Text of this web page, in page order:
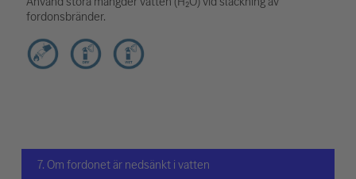
fordonsbränder.
7. Om fordonet är nedsänkt i vatten